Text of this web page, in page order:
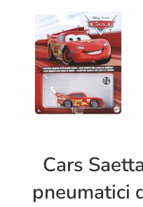
Cars
pneumatici